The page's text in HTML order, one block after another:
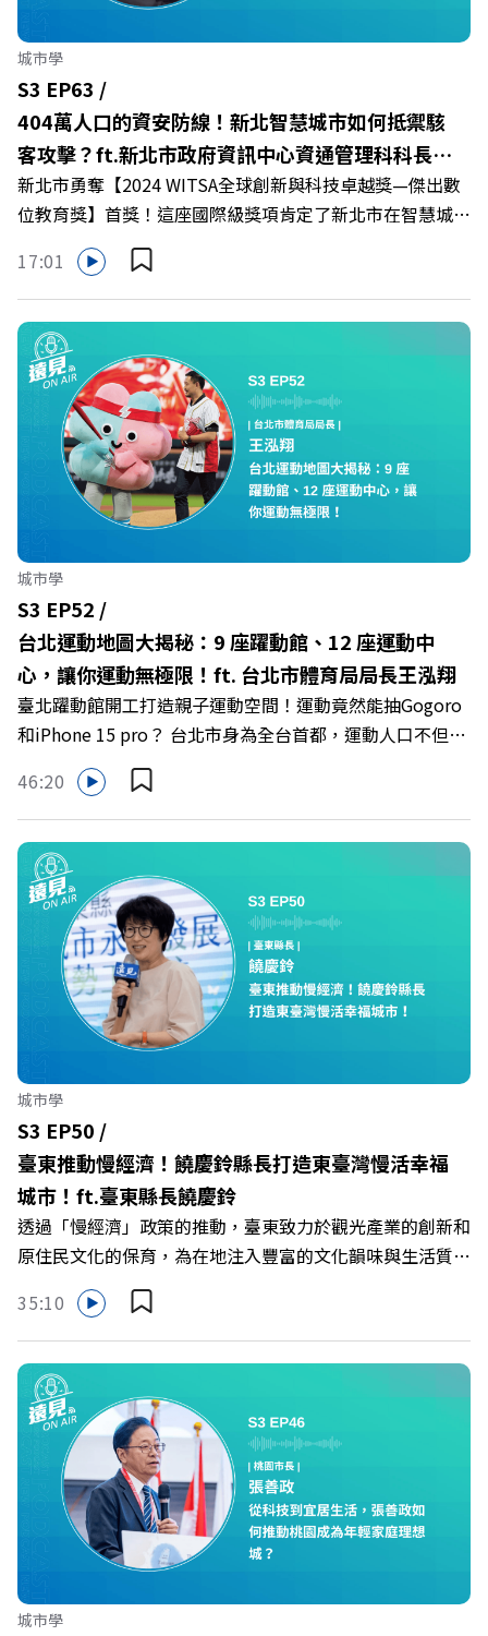
城市學
S3 EP63 /
404萬人口的資安防線！新北智慧城市如何抵禦駭
客攻擊？ft.新北市政府資訊中心資通管理科科長羅
國良、管理師吳孟翰
新北市勇奪【2024 WITSA全球創新與科技卓越獎—傑出數
位教育獎】首獎！這座國際級獎項肯定了新北市在智慧城市
發展上的努力，尤其是其完善的資安防護系統。 本集【遠
見ON AIR】邀請新北市政府資訊中心專家，深入剖析新北
市如何打造全方位資安聯防，面對龐大人口與日益精進的駭
客攻擊，他們運用哪些策略讓城市數位治理更安全可靠？
從線上課程到整合平台，聽專家揭秘新北市的資安防禦秘
訣，讓你了解智慧城市發展背後的關鍵挑戰與成功經驗！
🔺建構全方位資安聯防系統：新北市政府積極建構全方位的
資安聯防系統，以抵禦日益複雜的網路威脅 🔺縱深防禦機
制與24小時監控：平台採用縱深防禦策略，串聯各單位設
備，並建立24小時監控機制，即時偵測並回應安全事件 🔺
線上資安教育訓練：透過線上課程，提升市府員工的資安意
識與專業能力，強化內部防禦 🔺獲得國際獎項肯定：新北
市資安整合平台獲得2024 WITSA 全球創新與科技卓越獎—
傑出數位教育獎首獎，獲得國際肯定 🔺持續精進平台功能
與建構資安生態系統：未來將持續改善平台功能，並建構一
個涵蓋管理、技術和認知教育等面向的資安生態系統，以更
有效率地防範資安威脅 主持人／遠見雜誌整合傳播部總經
理葉陶聖 與談人／新北市政府資訊中心資通管理科科長羅
國良、管理師吳孟翰 +++++ 【新北市政府廣告】 +++++
訂《遠見》1年就能擁有時下最新流行前開式行李箱 👉
的社群： LINE：https://reurl.cc/A4ELQp IG：
https://bit.ly/3AjBWNV YT：https://bit.ly/38jNi9k
FB：http://bit.ly/2mtgGoE Powered by Firstory
Hosting
17:01
城市學
S3 EP52 /
台北運動地圖大揭秘：9 座躍動館、12 座運動中
心，讓你運動無極限！ft. 台北市體育局局長王泓翔
臺北躍動館開工打造親子運動空間！運動竟然能抽Gogoro
和iPhone 15 pro？ 台北市身為全台首都，運動人口不但是
六都第1名，更是全台最早成立體育處的縣市，在推動體育
方面，具備前瞻性與全民性，未來也計畫興建9座台北躍動
館，推動多元運動項目和AI技術，並且與12座國民運動中心
打造更完善的台北市運動地圖。 本集【遠見 ON AIR】邀請
到台北市體育局局長王泓翔，來分享台北市在體育領域的領
先策略及獨特之處，並鼓勵市民透過參與運動，展現台灣的
活力，讓世界看見台灣的體育精神。 🔺 台北市連霸運動城
市第1名，用心推廣全民運動！ 🔺 計劃興建9座躍動館！增
設多元運動設施與AI技術 🔺 聯合私營運動館，推動「臺北
樂運動」計畫！ 🔺 2025亞洲首屆世界壯年運動會！ 🔺 重
視選手培育，提供訓練輔助金！ 主持人／遠見智庫總編輯
李建興 與談人／台北市體育局局長王泓翔 +++++ 訂《遠
見》1年就能擁有時下最新流行前開式行李箱 👉
https://gvmkt.pse.is/6mkhvj +++++ 關注《遠見》更多
的社群： LINE：https://reurl.cc/A4ELQp IG：
https://bit.ly/3AjBWNV YT：https://bit.ly/38jNi9k
FB：http://bit.ly/2mtgGoE Powered by Firstory
Hosting
46:20
城市學
S3 EP50 /
臺東推動慢經濟！饒慶鈴縣長打造東臺灣慢活幸福
城市！ft.臺東縣長饒慶鈴
透過「慢經濟」政策的推動，臺東致力於觀光產業的創新和
原住民文化的保育，為在地注入豐富的文化韻味與生活質
感。從在地資源的細膩運用到自然景觀的永續維護，饒慶鈴
縣長一步步引導臺東轉型，讓這座城市逐漸成為充滿活力的
宜居之地。 本集【遠見ON AIR】邀請到臺東縣長饒慶鈴，
分享她如何打造臺東獨特的慢經濟模式，以及她在觀光產業
發展、原住民文化保育以及青年創業方面上的努 力。 🔺臺
東的慢經濟模式，讓「慢」成為一種生活態度？ 🔺臺東的
觀光產業轉型，如何讓觀光客體驗臺東的獨特魅力？ 🔺原
住民文化保育，是臺東的特色，更是不可或缺的資產！ 🔺
在慢經濟的基礎上，如何吸引企業和人才落腳臺東？ 主持
人／遠見智庫總編輯李建興 與談人／臺東縣長饒慶鈴
+++++ 訂《遠見》1年就能擁有時下最新流行前開式行李
箱 👉https://gvmkt.pse.is/6mkhvj +++++ 關注《遠
35:10
城市學